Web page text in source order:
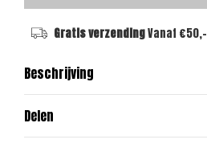
Gratis verzendingVanaf €50,-
Beschrijving
Delen